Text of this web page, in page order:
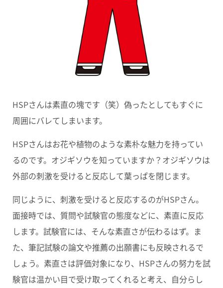
HSPさんは素直の塊です（笑）偽ったとしてもすぐに
周囲にバレてしまいます。
HSPさんはお花や植物のような素朴な魅力を持ってい
るのです。オジギソウを知っていますか？オジギソウは
外部の刺激を受けると反応して葉っぱを閉じます。
同じように、刺激を受けると反応するのがHSPさん。
面接時では、質問や試験官の態度などに、素直に反応
します。試験官には、そんな素直さが伝わるはず。ま
た、筆記試験の論文や推薦の出願書にも反映されるで
しょう。素直さは評価対象になり、HSPさんの努力を試
験官は温かい目で受け取ってくれると考え、自分らし